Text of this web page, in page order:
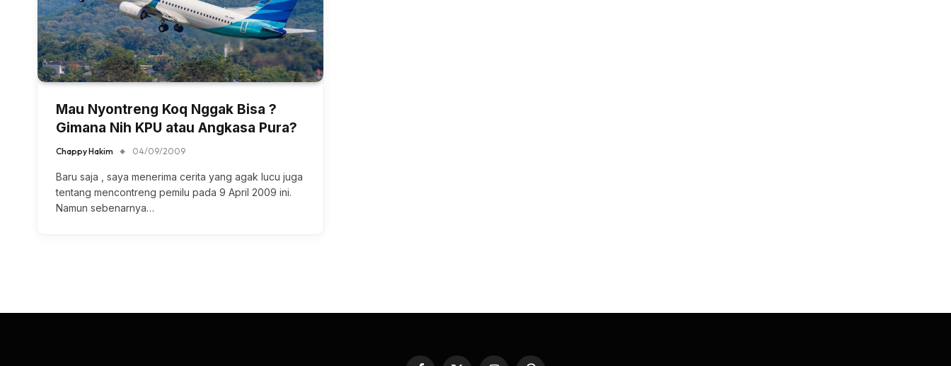
Mau Nyontreng Koq Nggak Bisa ?
Gimana Nih KPU atau Angkasa Pura?
Chappy Hakim 04/09/2009
Baru saja , saya menerima cerita yang agak lucu juga
tentang mencontreng pemilu pada 9 April 2009 ini.
Namun sebenarnya…